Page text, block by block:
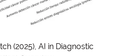
(2025), AI in Diagnostic